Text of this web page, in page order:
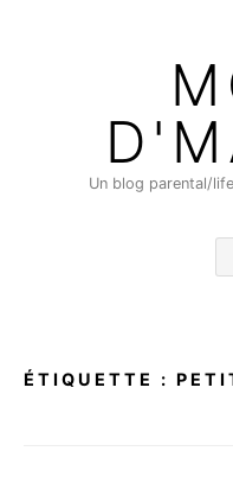
Un blog parental/
ÉTIQUETTE :